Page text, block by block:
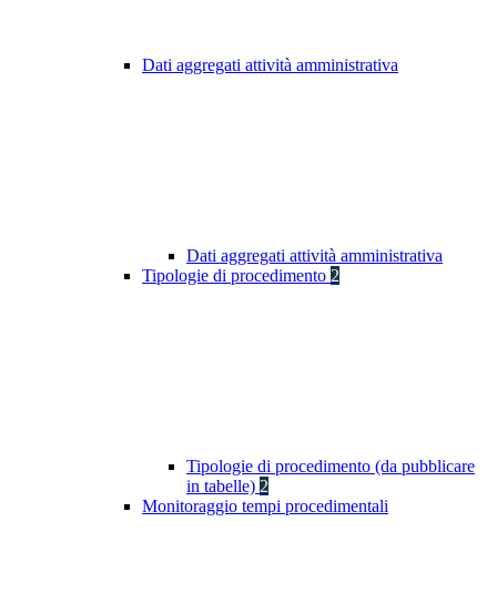
Dati aggregati attività amministrativa
Dati aggregati attività amministrativa
Tipologie di procedimento 2
Tipologie di procedimento (da pubblicare
in tabelle) 2
Monitoraggio tempi procedimentali